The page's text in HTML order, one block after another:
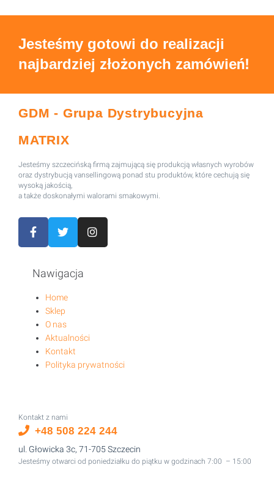
Jesteśmy gotowi do realizacji
najbardziej złożonych zamówień!
GDM - Grupa Dystrybucyjna
MATRIX
Jesteśmy szczecińską firmą zajmującą się produkcją własnych wyrobów
oraz dystrybucją vansellingową ponad stu produktów, które cechują się
wysoką jakością,
a także doskonałymi walorami smakowymi.
Nawigacja
Home
Sklep
O nas
Aktualności
Kontakt
Polityka prywatności
Kontakt z nami
+48 508 224 244
ul. Głowicka 3c, 71-705 Szczecin
Jesteśmy otwarci od poniedziałku do piątku w godzinach 7:00 – 15:00